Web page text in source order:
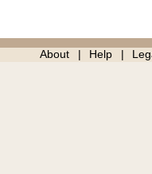
About Help